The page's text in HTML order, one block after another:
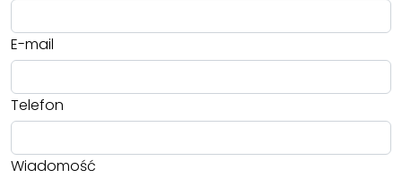
E-mail
Telefon
Wiadomość